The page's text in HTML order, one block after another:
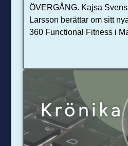
ÖVERGÅNG. Kajsa
Larsson berättar om sitt
360 Functional Fitness i